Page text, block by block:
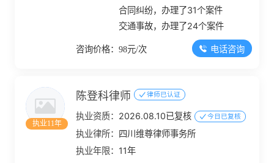
合同纠纷，办理了31个案件
交通事故，办理了24个案件
咨询价格：98元/次 电话咨询
执业11年
陈登科律师 律师已认证
执业资质： 2026.08.10已复核 今日已复核
执业律所： 四川维尊律师事务所
执业年限： 11年